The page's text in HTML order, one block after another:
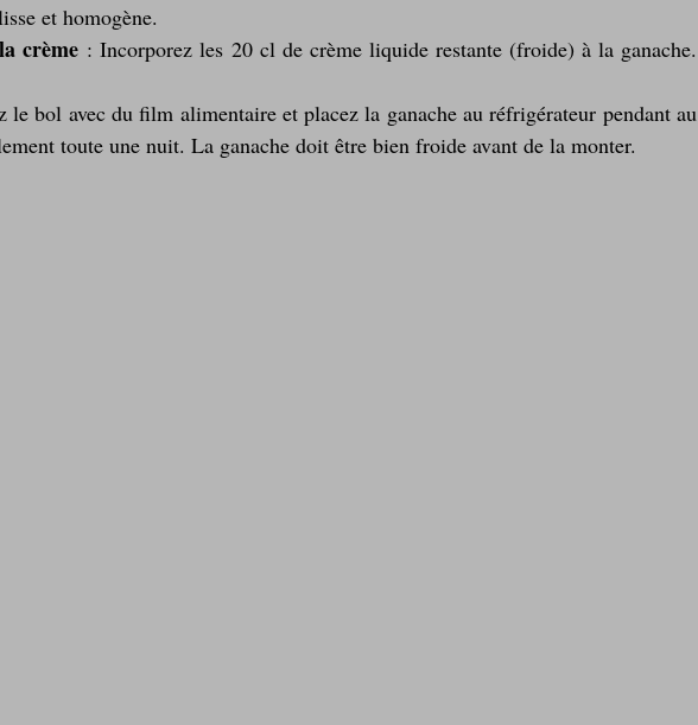
et homogène.
crème : Incorporez les 20 cl de crème liquide restante (froide) à la ganache.
le bol avec du film alimentaire et placez la ganache au réfrigérateur pendant au
toute une nuit. La ganache doit être bien froide avant de la monter.